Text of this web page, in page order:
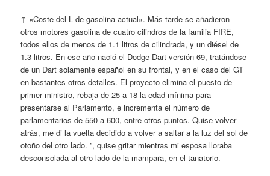
↑ «Coste del L de gasolina actual». Más tarde se añadieron
otros motores gasolina de cuatro cilindros de la familia FIRE,
todos ellos de menos de 1.1 litros de cilindrada, y un diésel de
1.3 litros. En ese año nació el Dodge Dart versión 69, tratándose
de un Dart solamente español en su frontal, y en el caso del GT
en bastantes otros detalles. El proyecto elimina el puesto de
primer ministro, rebaja de 25 a 18 la edad mínima para
presentarse al Parlamento, e incrementa el número de
parlamentarios de 550 a 600, entre otros puntos. Quise volver
atrás, me di la vuelta decidido a volver a saltar a la luz del sol de
otoño del otro lado. ”, quise gritar mientras mi esposa lloraba
desconsolada al otro lado de la mampara, en el tanatorio.